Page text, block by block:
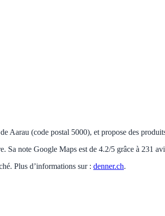
Aarau (code postal 5000), et propose des
Sa note Google Maps est de 4.2/5 grâce à 231
Plus d’informations sur : denner.ch.